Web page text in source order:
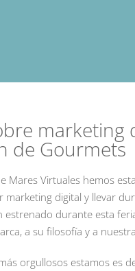
de Gourmets
Mares Virtuales hemos
marketing digital y llevar
estrenado durante esta
a su filosofía y a
orgullosos estamos es